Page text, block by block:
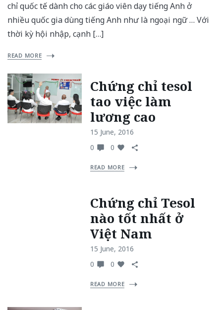
chỉ quốc tế dành cho các giáo viên dạy tiếng Anh ở
nhiều quốc gia dùng tiếng Anh như là ngoại ngữ … Với
thời kỳ hội nhập, cạnh […]
READ MORE
Chứng chỉ tesol
tao việc làm
lương cao
15 June, 2016
0
0
READ MORE
Chứng chỉ Tesol
nào tốt nhất ở
Việt Nam
15 June, 2016
0
0
READ MORE